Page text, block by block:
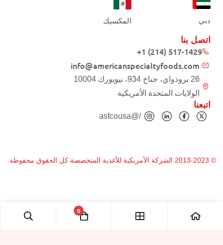
دبي المكسيك
اتصل بنا
+1 (214) 517-1429
info@americanspecialtyfoods.com
26 برودواي، جناح 934، نيويورك 10004
الولايات المتحدة الأمريكية
اتبعنا
/@asfcousa
© 2013-2023 الشركة الأمريكية للأغذية المتخصصة كل الحقوق محفوظة.
0